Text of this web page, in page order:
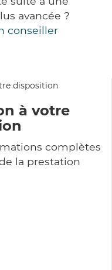
avancée ?
conseiller
à votre
complètes
la prestation